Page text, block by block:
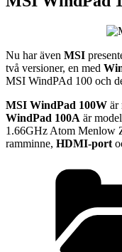
Nu har även MSI
två versioner, en med
MSI WindPAd 100 och
MSI WindPad 100W är
WindPad 100A är
1.66GHz Atom Menlow
ramminne, HDMI-port